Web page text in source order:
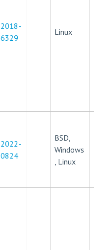
2018-
6329
Linux
2022-
0824
BSD,
Windows
, Linux